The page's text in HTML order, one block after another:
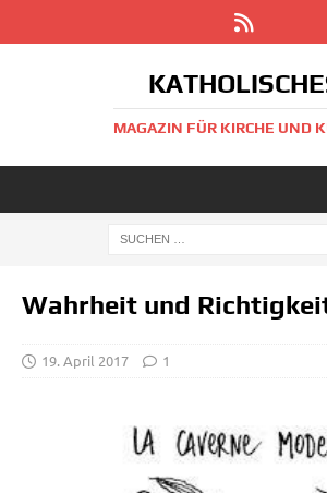
MAGAZIN FÜR KIRCHE UND
Wahrheit und
19. April 2017 1